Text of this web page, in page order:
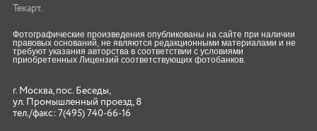
Текарт.
Фотографические произведения опубликованы на сайте при наличии
правовых оснований, не являются редакционными материалами и не
требуют указания авторства в соответствии с условиями
приобретенных Лицензий соответствующих фотобанков.
г. Москва, пос. Беседы,
ул. Промышленный проезд, 8
тел./факс: 7(495) 740-66-16